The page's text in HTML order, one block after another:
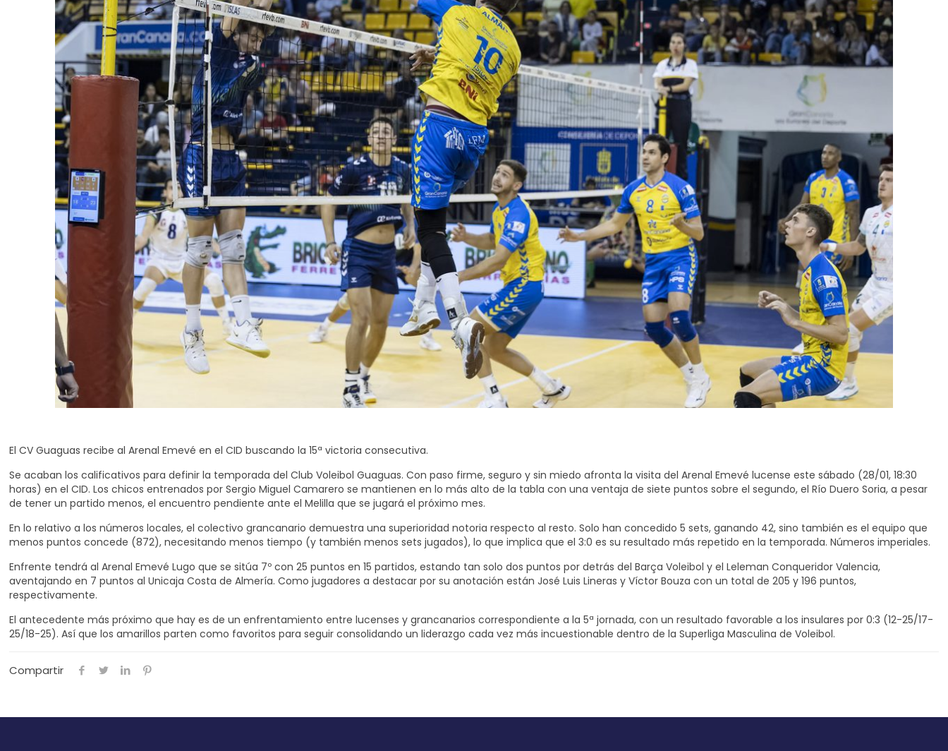
El CV Guaguas recibe al Arenal Emevé en el CID buscando la 15ª victoria consecutiva.
Se acaban los calificativos para definir la temporada del Club Voleibol Guaguas. Con paso firme, seguro y sin miedo afronta la visita del Arenal Emevé lucense este sábado (28/01, 18:30
horas) en el CID. Los chicos entrenados por Sergio Miguel Camarero se mantienen en lo más alto de la tabla con una ventaja de siete puntos sobre el segundo, el Río Duero Soria, a pesar
de tener un partido menos, el encuentro pendiente ante el Melilla que se jugará el próximo mes.
En lo relativo a los números locales, el colectivo grancanario demuestra una superioridad notoria respecto al resto. Solo han concedido 5 sets, ganando 42, sino también es el equipo que
menos puntos concede (872), necesitando menos tiempo (y también menos sets jugados), lo que implica que el 3:0 es su resultado más repetido en la temporada. Números imperiales.
Enfrente tendrá al Arenal Emevé Lugo que se sitúa 7º con 25 puntos en 15 partidos, estando tan solo dos puntos por detrás del Barça Voleibol y el Leleman Conqueridor Valencia,
aventajando en 7 puntos al Unicaja Costa de Almería. Como jugadores a destacar por su anotación están José Luis Lineras y Víctor Bouza con un total de 205 y 196 puntos,
respectivamente.
El antecedente más próximo que hay es de un enfrentamiento entre lucenses y grancanarios correspondiente a la 5ª jornada, con un resultado favorable a los insulares por 0:3 (12-25/17-
25/18-25). Así que los amarillos parten como favoritos para seguir consolidando un liderazgo cada vez más incuestionable dentro de la Superliga Masculina de Voleibol.
Compartir